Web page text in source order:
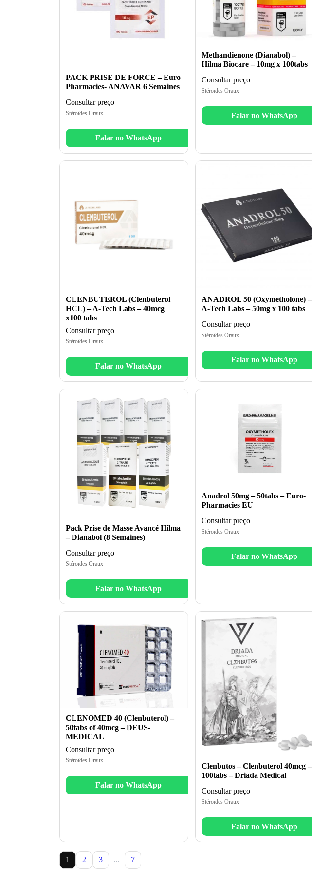
PACK PRISE DE FORCE – Euro
Pharmacies- ANAVAR 6 Semaines
Consultar preço
Stéroïdes Oraux
Falar no WhatsApp
Methandienone (Dianabol) –
Hilma Biocare – 10mg x 100tabs
Consultar preço
Stéroïdes Oraux
Falar no WhatsApp
CLENBUTEROL (Clenbuterol
HCL) – A-Tech Labs – 40mcg
x100 tabs
Consultar preço
Stéroïdes Oraux
Falar no WhatsApp
ANADROL 50 (Oxymetholone) –
A-Tech Labs – 50mg x 100 tabs
Consultar preço
Stéroïdes Oraux
Falar no WhatsApp
Pack Prise de Masse Avancé Hilma
– Dianabol (8 Semaines)
Consultar preço
Stéroïdes Oraux
Falar no WhatsApp
Anadrol 50mg – 50tabs – Euro-
Pharmacies EU
Consultar preço
Stéroïdes Oraux
Falar no WhatsApp
CLENOMED 40 (Clenbuterol) –
50tabs of 40mcg – DEUS-
MEDICAL
Consultar preço
Stéroïdes Oraux
Falar no WhatsApp
Clenbutos – Clenbuterol 40mcg –
100tabs – Driada Medical
Consultar preço
Stéroïdes Oraux
Falar no WhatsApp
1 2 3 ... 7